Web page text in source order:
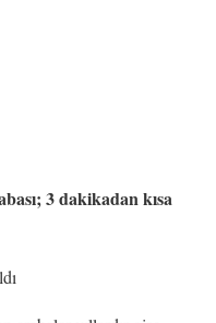
3 dakikadan kısa